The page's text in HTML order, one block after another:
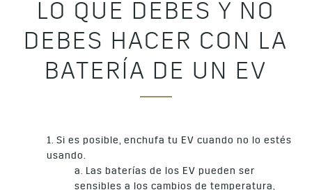
LO QUE DEBES Y NO
DEBES HACER CON LA
BATERÍA DE UN EV
1. Si es posible, enchufa tu EV cuando no lo estés
usando.
a. Las baterías de los EV pueden ser
sensibles a los cambios de temperatura,